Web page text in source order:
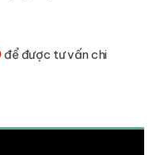
để được tư vấn chi